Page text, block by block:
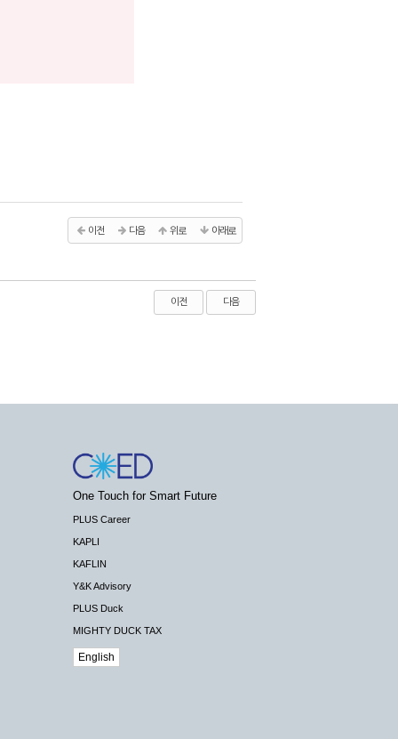
이전 다음 위로 아래로
이전 다음
One Touch for Smart Future
PLUS Career
KAPLI
KAFLIN
Y&K Advisory
PLUS Duck
MIGHTY DUCK TAX
English